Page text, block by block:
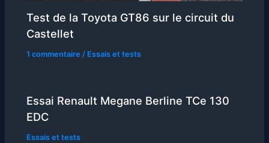
Test de la Toyota GT86 sur le circuit du
Castellet
1 commentaire / Essais et tests
Essai Renault Megane Berline TCe 130
EDC
Essais et tests